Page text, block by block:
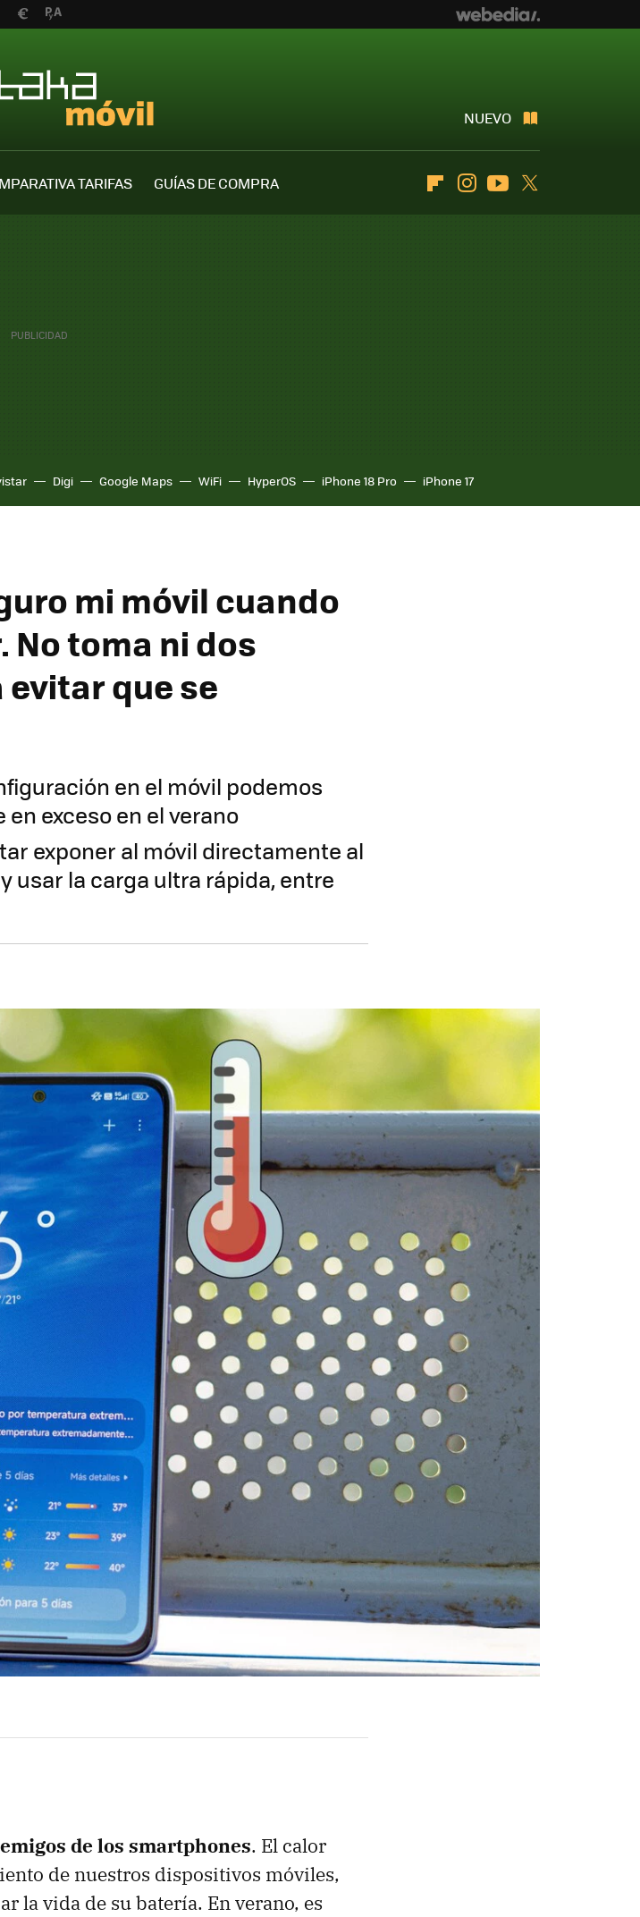
NUEVO
TARIFAS
GUÍAS DE COMPRA
FlipboardInstagramYoutube
Digi Google Maps WiFi HyperOS iPhone 18 Pro iPhone 17
mi móvil cuando
toma ni dos
que se
en el móvil podemos
exceso en el verano
exponer al móvil directamente al
usar la carga ultra rápida, entre
de los smartphones. El calor
de nuestros dispositivos móviles,
la vida de su batería. En verano, es